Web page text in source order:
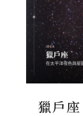
獵戶座